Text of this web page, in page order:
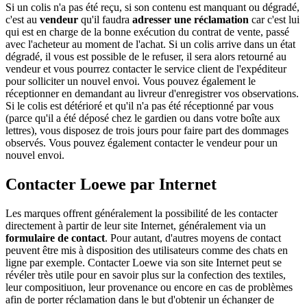
Si un colis n'a pas été reçu, si son contenu est manquant ou dégradé,
c'est au vendeur qu'il faudra adresser une réclamation car c'est lui
qui est en charge de la bonne exécution du contrat de vente, passé
avec l'acheteur au moment de l'achat. Si un colis arrive dans un état
dégradé, il vous est possible de le refuser, il sera alors retourné au
vendeur et vous pourrez contacter le service client de l'expéditeur
pour solliciter un nouvel envoi. Vous pouvez également le
réceptionner en demandant au livreur d'enregistrer vos observations.
Si le colis est détérioré et qu'il n'a pas été réceptionné par vous
(parce qu'il a été déposé chez le gardien ou dans votre boîte aux
lettres), vous disposez de trois jours pour faire part des dommages
observés. Vous pouvez également contacter le vendeur pour un
nouvel envoi.
Contacter Loewe par Internet
Les marques offrent généralement la possibilité de les contacter
directement à partir de leur site Internet, généralement via un
formulaire de contact. Pour autant, d'autres moyens de contact
peuvent être mis à disposition des utilisateurs comme des chats en
ligne par exemple. Contacter Loewe via son site Internet peut se
révéler très utile pour en savoir plus sur la confection des textiles,
leur compositiuon, leur provenance ou encore en cas de problèmes
afin de porter réclamation dans le but d'obtenir un échanger de